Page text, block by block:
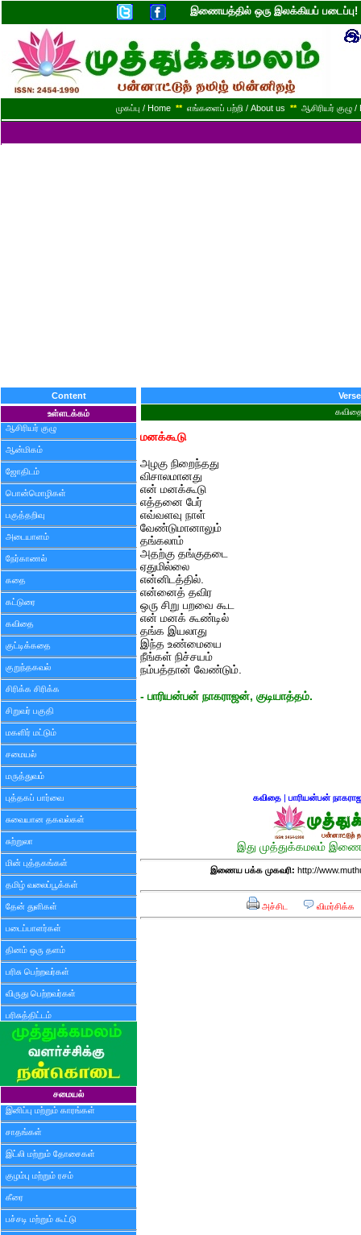
இணையத்தில் ஒரு இலக்கியப்
முகப்பு / Home ** எங்களைப் பற்றி / About us ** ஆசிரியர் குழு
Content
உள்ளடக்கம்
ஆசிரியர் குழு
ஆன்மிகம்
ஜோதிடம்
பொன்மொழிகள்
பகுத்தறிவு
அடையாளம்
நேர்காணல்
கதை
கட்டுரை
கவிதை
குட்டிக்கதை
குறுந்தகவல்
சிரிக்க சிரிக்க
சிறுவர் பகுதி
மகளிர் மட்டும்
சமையல்
மருத்துவம்
புத்தகப் பார்வை
சுவையான தகவல்கள்
சுற்றுலா
மின் புத்தகங்கள்
தமிழ் வலைப்பூக்கள்
தேன் துளிகள்
படைப்பாளர்கள்
தினம் ஒரு தளம்
பரிசு பெற்றவர்கள்
விருது பெற்றவர்கள்
பரிசுத்திட்டம்
சமையல்
இனிப்பு மற்றும் காரங்கள்
சாதங்கள்
இட்லி மற்றும் தோசைகள்
குழம்பு மற்றும் ரசம்
கீரை
பச்சடி மற்றும் கூட்டு
Verse
மனக்கூடு
அழகு நிறைந்தது
விசாலமானது
என் மனக்கூடு
எத்தனை பேர்
எவ்வளவு நாள்
வேண்டுமானாலும்
தங்கலாம்
அதற்கு தங்குதடை
ஏதுமில்லை
என்னிடத்தில்.
என்னைத் தவிர
ஒரு சிறு பறவை கூட
என் மனக் கூண்டில்
தங்க இயலாது
இந்த உண்மையை
நீங்கள் நிச்சயம்
நம்பத்தான் வேண்டும்.
- பாரியன்பன் நாகராஜன், குடியாத்தம்.
கவிதை| பாரியன்பன்
இது முத்துக்கமலம்
இணைய பக்க முகவரி: http://
அச்சிட விமர்சிக்க